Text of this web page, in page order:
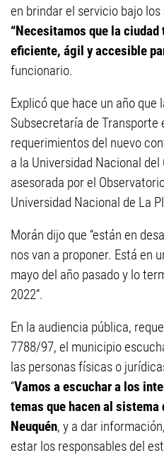
en brindar el servicio bajo
“Necesitamos que la
eficiente, ágil y accesible
funcionario.
Explicó que hace un año que
Subsecretaría de Transporte
requerimientos del nuevo
a la Universidad Nacional
asesorada por el
Universidad Nacional de La
Morán dijo que “están en
nos van a proponer. Está en
mayo del año pasado y lo
2022”.
En la audiencia pública,
7788/97, el municipio
las personas físicas o
“Vamos a escuchar a los
temas que hacen al
Neuquén, y a dar
estar los responsables del